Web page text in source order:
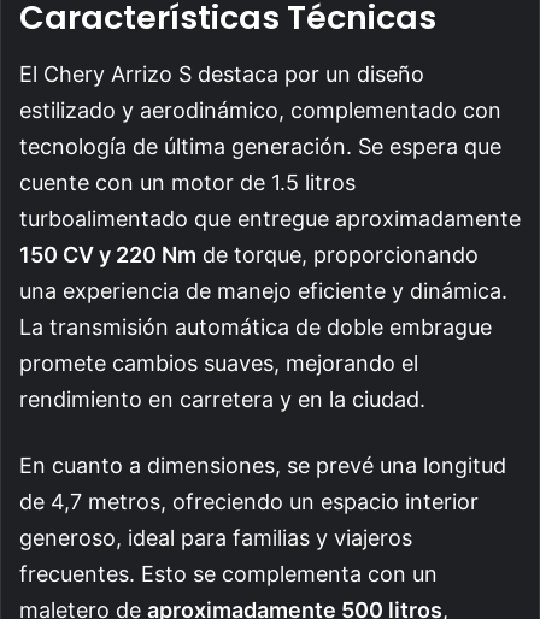
Características Técnicas
El Chery Arrizo S destaca por un diseño
estilizado y aerodinámico, complementado con
tecnología de última generación. Se espera que
cuente con un motor de 1.5 litros
turboalimentado que entregue aproximadamente
150 CV y 220 Nm de torque, proporcionando
una experiencia de manejo eficiente y dinámica.
La transmisión automática de doble embrague
promete cambios suaves, mejorando el
rendimiento en carretera y en la ciudad.
En cuanto a dimensiones, se prevé una longitud
de 4,7 metros, ofreciendo un espacio interior
generoso, ideal para familias y viajeros
frecuentes. Esto se complementa con un
maletero de aproximadamente 500 litros,